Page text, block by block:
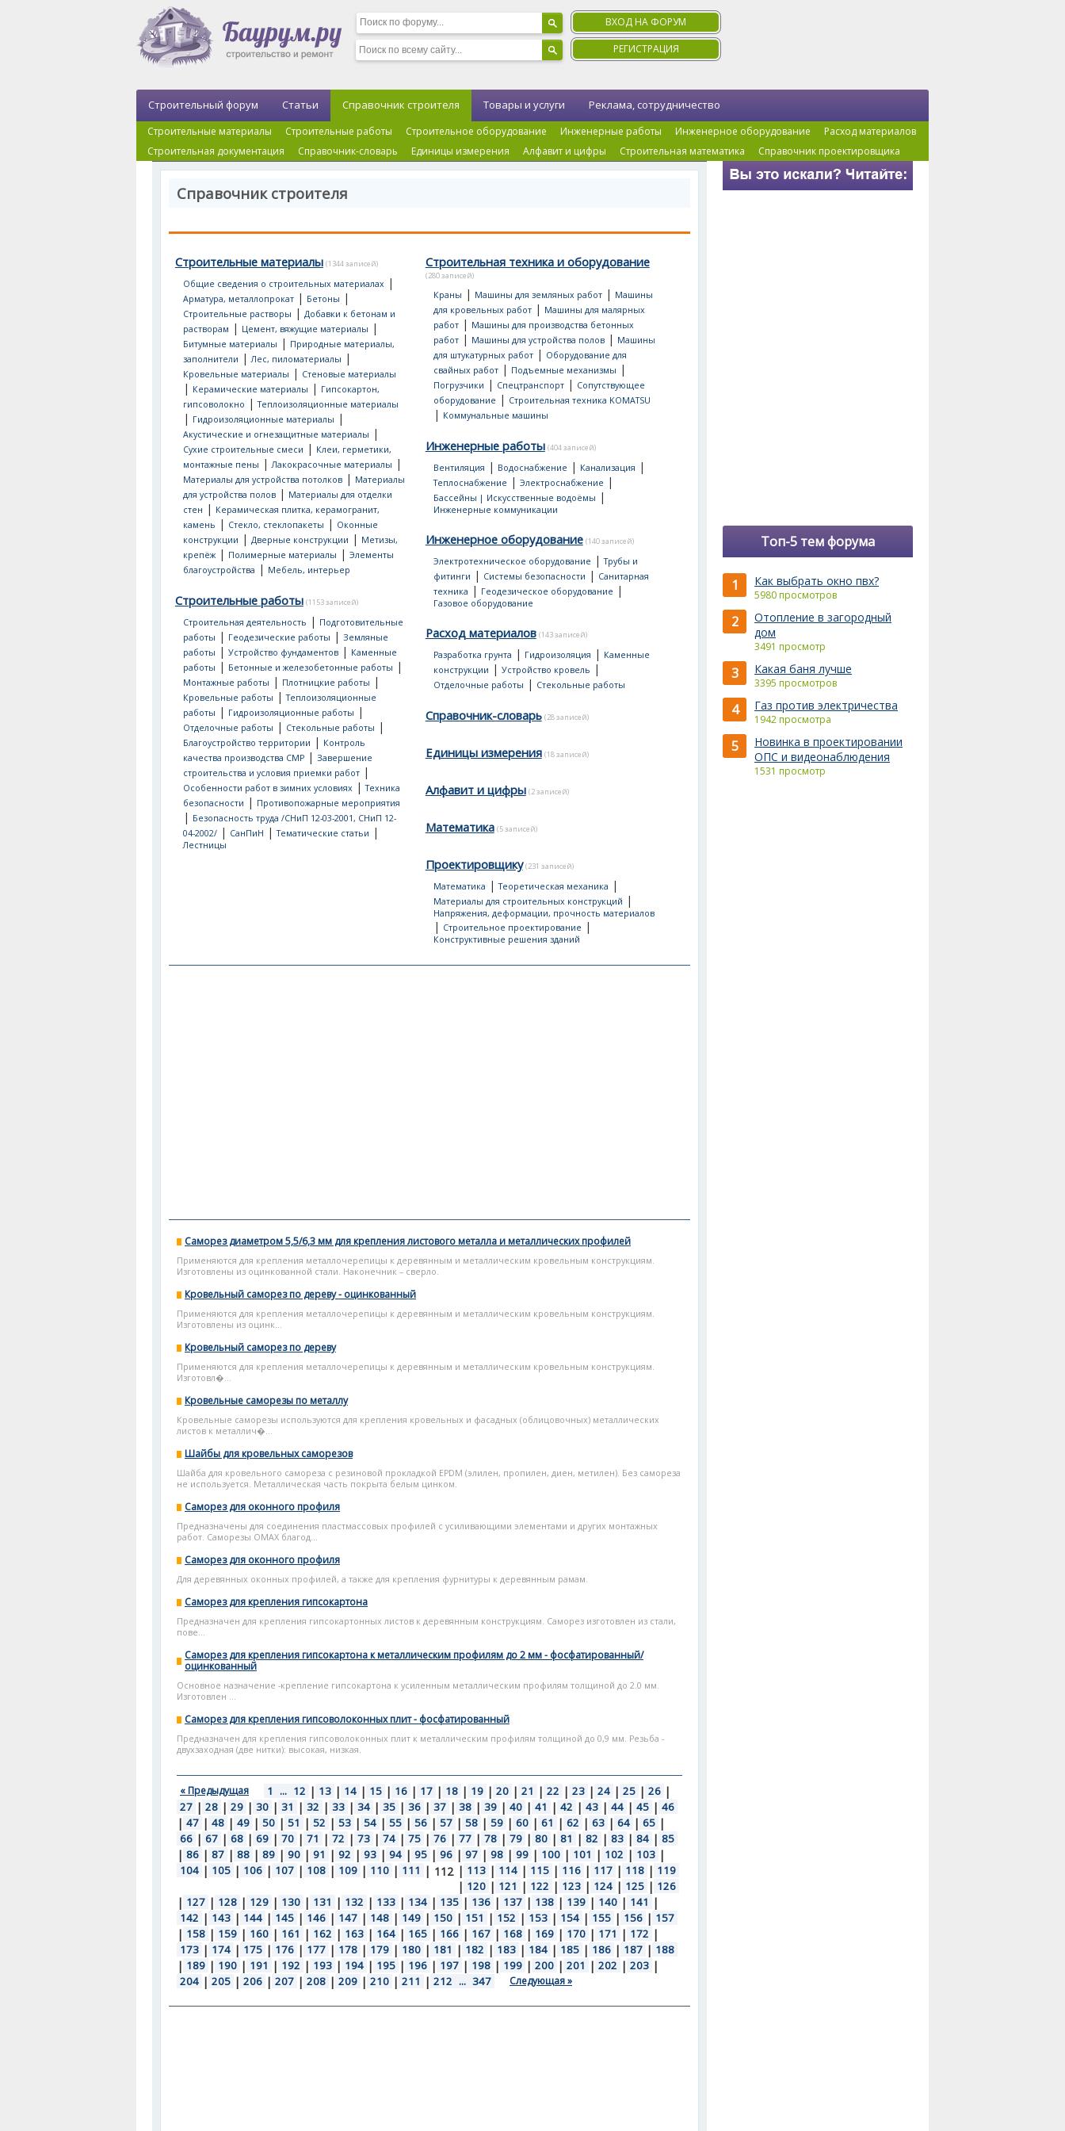
ВХОД НА ФОРУМ
РЕГИСТРАЦИЯ
Строительный форум Статьи Справочник строителя
Строительные материалы Строительные работы Строительное оборудование Инженерные работы Инженерное оборудование
Расход материалов
Строительная документация
Справочник-словарь Единицы измерения Алфавит и цифры Строительная математика Справочник проектировщика
Товары и услуги Реклама, сотрудничество
Справочник строителя
Строительные материалы (1344 записей)
Общие сведения о строительных материалах|
Арматура, металлопрокат| Бетоны |
Строительные растворы | Добавки к бетонам и
растворам | Цемент, вяжущие материалы |
Битумные материалы | Природные материалы,
заполнители |Лес, пиломатериалы |
Кровельные материалы | Стеновые материалы
| Керамические материалы | Гипсокартон,
гипсоволокно |Теплоизоляционные материалы
| Гидроизоляционные материалы |
Акустические и огнезащитные материалы |
Сухие строительные смеси | Клеи, герметики,
монтажные пены |Лакокрасочные материалы |
Материалы для устройства потолков| Материалы
для устройства полов| Материалы для отделки
стен | Керамическая плитка, керамогранит,
камень | Стекло, стеклопакеты | Оконные
конструкции | Дверные конструкции | Метизы,
крепёж| Полимерные материалы | Элементы
благоустройства | Мебель, интерьер
Строительные работы (1153 записей)
Строительная деятельность | Подготовительные
работы | Геодезические работы | Земляные
работы | Устройство фундаментов| Каменные
работы | Бетонные и железобетонные работы |
Монтажные работы | Плотницкие работы |
Кровельные работы |Теплоизоляционные
работы | Гидроизоляционные работы |
Отделочные работы | Стекольные работы |
Благоустройство территории | Контроль
качества производства СМР| Завершение
строительства и условия приемки работ|
Особенности работ в зимних условиях|Техника
безопасности | Противопожарные мероприятия
| Безопасность труда /СНиП 12-03-2001, СНиП 12-
04-2002/| СанПиН |Тематические статьи |
Лестницы
Строительная техника и оборудование
(280 записей)
Краны | Машины для земляных работ| Машины
для кровельных работ| Машины для малярных
работ| Машины для производства бетонных
работ| Машины для устройства полов| Машины
для штукатурных работ| Оборудование для
свайных работ| Подъемные механизмы |
Погрузчики | Спецтранспорт| Сопутствующее
оборудование | Строительная техника KOMATSU
| Коммунальные машины
Инженерные работы (404 записей)
Вентиляция | Водоснабжение | Канализация |
Теплоснабжение | Электроснабжение |
Бассейны | Искусственные водоёмы |
Инженерные коммуникации
Инженерное оборудование (140 записей)
Электротехническое оборудование |Трубы и
фитинги | Системы безопасности | Санитарная
техника | Геодезическое оборудование |
Газовое оборудование
Расход материалов (143 записей)
Разработка грунта | Гидроизоляция | Каменные
конструкции | Устройство кровель |
Отделочные работы | Стекольные работы
Справочник-словарь (28 записей)
Единицы измерения (18 записей)
Алфавит и цифры (2 записей)
Математика (5 записей)
Проектировщику (231 записей)
Математика |Теоретическая механика |
Материалы для строительных конструкций |
Напряжения, деформации, прочность материалов
| Строительное проектирование |
Конструктивные решения зданий
Саморез диаметром 5,5/6,3 мм для крепления листового металла и металлических профилей
Применяются для крепления металлочерепицы к деревянным и металлическим кровельным конструкциям.
Изготовлены из оцинкованной стали. Наконечник – сверло.
Кровельный саморез по дереву - оцинкованный
Применяются для крепления металлочерепицы к деревянным и металлическим кровельным конструкциям.
Изготовлены из оцинк...
Кровельный саморез по дереву
Применяются для крепления металлочерепицы к деревянным и металлическим кровельным конструкциям.
Изготовл�...
Кровельные саморезы по металлу
Кровельные саморезы используются для крепления кровельных и фасадных (облицовочных) металлических
листов к металлич�...
Шайбы для кровельных саморезов
Шайба для кровельного самореза с резиновой прокладкой EPDM (элилен, пропилен, диен, метилен). Без самореза
не используется. Металлическая часть покрыта белым цинком.
Саморез для оконного профиля
Предназначены для соединения пластмассовых профилей с усиливающими элементами и других монтажных
работ. Саморезы OMAX благод...
Саморез для оконного профиля
Для деревянных оконных профилей, а также для крепления фурнитуры к деревянным рамам.
Cаморез для крепления гипсокартона
Предназначен для крепления гипсокартонных листов к деревянным конструкциям. Саморез изготовлен из стали,
пове...
Саморез для крепления гипсокартона к металлическим профилям до 2 мм - фосфатированный/
оцинкованный
Основное назначение -крепление гипсокартона к усиленным металлическим профилям толщиной до 2.0 мм.
Изготовлен ...
Саморез для крепления гипсоволоконных плит - фосфатированный
Предназначен для крепления гипсоволоконных плит к металлическим профилям толщиной до 0,9 мм. Резьба -
двухзаходная (две нитки): высокая, низкая.
« Предыдущая 1 ... 12 | 13 | 14 | 15 | 16 | 17 | 18 | 19 | 20 | 21 | 22 | 23 | 24 | 25 | 26 |
27 | 28 | 29 | 30 | 31 | 32 | 33 | 34 | 35 | 36 | 37 | 38 | 39 | 40 | 41 | 42 | 43 | 44 | 45 | 46
| 47 | 48 | 49 | 50 | 51 | 52 | 53 | 54 | 55 | 56 | 57 | 58 | 59 | 60 | 61 | 62 | 63 | 64 | 65 |
66 | 67 | 68 | 69 | 70 | 71 | 72 | 73 | 74 | 75 | 76 | 77 | 78 | 79 | 80 | 81 | 82 | 83 | 84 | 85
| 86 | 87 | 88 | 89 | 90 | 91 | 92 | 93 | 94 | 95 | 96 | 97 | 98 | 99 | 100 | 101 | 102 | 103 |
104 | 105 | 106 | 107 | 108 | 109 | 110 | 111 | 112 | 113 | 114 | 115 | 116 | 117 | 118 | 119
| 120 | 121 | 122 | 123 | 124 | 125 | 126
| 127 | 128 | 129 | 130 | 131 | 132 | 133 | 134 | 135 | 136 | 137 | 138 | 139 | 140 | 141 |
142 | 143 | 144 | 145 | 146 | 147 | 148 | 149 | 150 | 151 | 152 | 153 | 154 | 155 | 156 | 157
| 158 | 159 | 160 | 161 | 162 | 163 | 164 | 165 | 166 | 167 | 168 | 169 | 170 | 171 | 172 |
173 | 174 | 175 | 176 | 177 | 178 | 179 | 180 | 181 | 182 | 183 | 184 | 185 | 186 | 187 | 188
| 189 | 190 | 191 | 192 | 193 | 194 | 195 | 196 | 197 | 198 | 199 | 200 | 201 | 202 | 203 |
204 | 205 | 206 | 207 | 208 | 209 | 210 | 211 | 212 ... 347 Следующая »
Топ-5 тем форума
1 Как выбрать окно пвх?
5980 просмотров
2
Отопление в загородный
дом
3491 просмотр
3 Какая баня лучше
3395 просмотров
4 Газ против электричества
1942 просмотра
5
Новинка в проектировании
ОПС и видеонаблюдения
1531 просмотр